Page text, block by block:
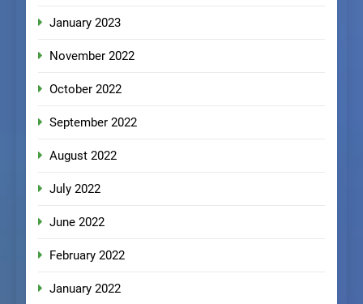
January 2023
November 2022
October 2022
September 2022
August 2022
July 2022
June 2022
February 2022
January 2022